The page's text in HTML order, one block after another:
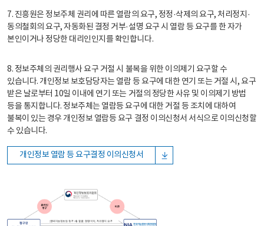
7. 진흥원은 정보주체 권리에 따른 열람의 요구, 정정·삭제의 요구, 처리정지·
동의철회의 요구, 자동화된 결정 거부·설명 요구 시 열람 등 요구를 한 자가
본인이거나 정당한 대리인인지를 확인합니다.
8. 정보주체의 권리행사 요구 거절 시 불복을 위한 이의제기 요구할 수
있습니다. 개인정보 보호담당자는 열람 등 요구에 대한 연기 또는 거절 시, 요구
받은 날로부터 10일 이내에 연기 또는 거절의 정당한 사유 및 이의제기 방법
등을 통지합니다. 정보주체는 열람등 요구에 대한 거절 등 조치에 대하여
불복이 있는 경우 개인정보 열람등 요구 결정 이의신청서 서식으로 이의신청할
수 있습니다.
개인정보 열람 등 요구결정 이의신청서